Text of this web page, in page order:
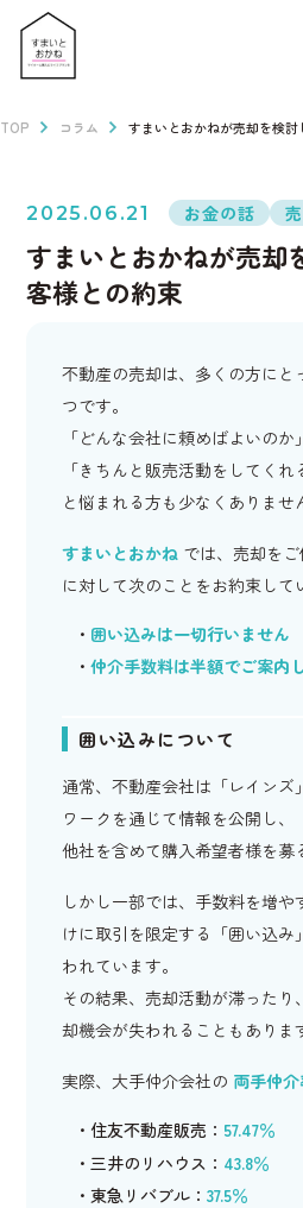
TOP コラム すまいとおかねが売却を検
2025.06.21 お金の話
すまいとおかねが売却
客様との約束
不動産の売却は、多くの方にと
つです。
「どんな会社に頼めばよいのか」
「きちんと販売活動をしてくれ
と悩まれる方も少なくありませ
すまいとおかね では、売却を
に対して次のことをお約束して
囲い込みは一切行いません
仲介手数料は半額でご案内
囲い込みについて
通常、不動産会社は「レインズ
ワークを通じて情報を公開し、
他社を含めて購入希望者様を募
しかし一部では、手数料を増
けに取引を限定する「囲い込み
われています。
その結果、売却活動が滞ったり
却機会が失われることもありま
実際、大手仲介会社の 両手仲
住友不動産販売： 57.47％
三井のリハウス： 43.8％
東急リバブル：37.5％